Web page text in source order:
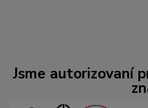
Jsme autorizovaní